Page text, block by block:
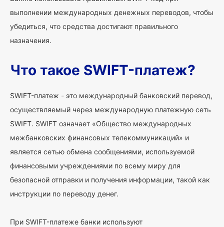
выполнении международных денежных переводов, чтобы
убедиться, что средства достигают правильного
назначения.
Что такое SWIFT-платеж?
SWIFT-платеж - это международный банковский перевод,
осуществляемый через международную платежную сеть
SWIFT. SWIFT означает «Общество международных
межбанковских финансовых телекоммуникаций» и
является сетью обмена сообщениями, используемой
финансовыми учреждениями по всему миру для
безопасной отправки и получения информации, такой как
инструкции по переводу денег.
При SWIFT-платеже банки используют